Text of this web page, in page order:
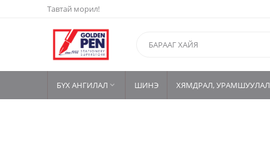
Тавтай морил!
БҮХ АНГИЛАЛ  ШИНЭ ХЯМДРАЛ, УРАМШУУЛАЛ